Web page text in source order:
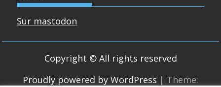
Sur mastodon
Copyright © All rights reserved
Proudly powered by WordPress | Theme: